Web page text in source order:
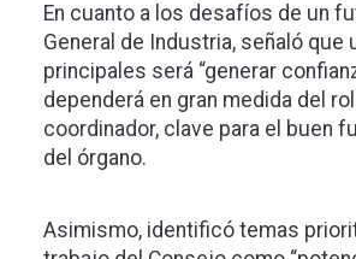
En cuanto a los desafíos de un
General de Industria, señaló que
principales será “generar
dependerá en gran medida del rol
coordinador, clave para el buen
del órgano.
Asimismo, identificó temas